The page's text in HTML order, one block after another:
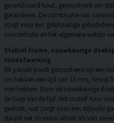
gecertificeerd hout, gemonteerd om
garanderen. De combinatie van
zorgt voor een gelijkmatige
concentratie en het algemene welzijn
Stabiel frame, nauwkeurige
randafwerking
Elk paneel wordt gemonteerd op een
cm hebben een lijst van 15 mm, terwijl
mm hebben. Door de nauwkeurige
de loop van de tijd. Het motief Navy
gedrukt, wat zorgt voor een stijlvolle
zijkant net zo mooi uitziet als van